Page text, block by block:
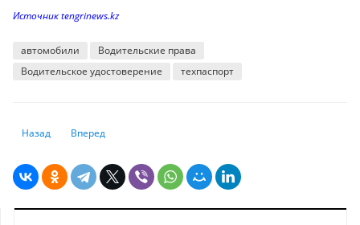
Источник tengrinews.kz
автомобили
Водительские права
Водительское удостоверение
техпаспорт
Предыдущий: Ученые нашли связь между повышением уровня
Назад Следующий: Сколько казахстанцев нуждаются в
Вперед